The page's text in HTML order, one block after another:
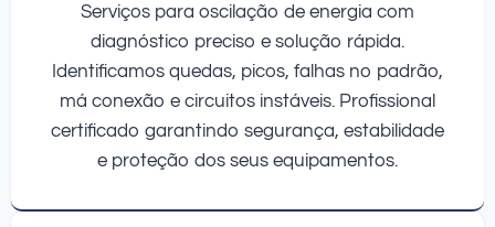
Serviços para oscilação de energia com
diagnóstico preciso e solução rápida.
Identificamos quedas, picos, falhas no padrão,
má conexão e circuitos instáveis. Profissional
certificado garantindo segurança, estabilidade
e proteção dos seus equipamentos.